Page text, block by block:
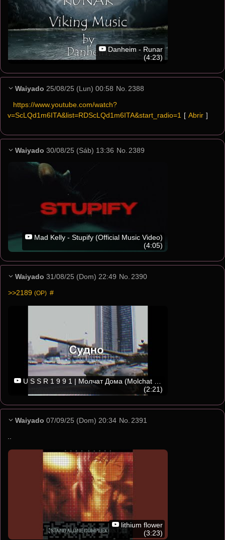
Danheim - Runar
(4:23)
Waiyado 25/08/25 (Lun) 00:58 No. 2388
https://www.youtube.com/watch?
v=ScLQd1m6ITA&list=RDScLQd1m6ITA&start_radio=1 [ Abrir ]
Waiyado 30/08/25 (Sáb) 13:36 No. 2389
Mad Kelly - Stupify (Official Music Video)
(4:05)
Waiyado 31/08/25 (Dom) 22:49 No. 2390
>>2189 (OP) #
U S S R 1 9 9 1 | Молчат Дома (Molchat Doma) - Судно (Sudno)
(2:21)
Waiyado 07/09/25 (Dom) 20:34 No. 2391
lithium flower
(3:23)